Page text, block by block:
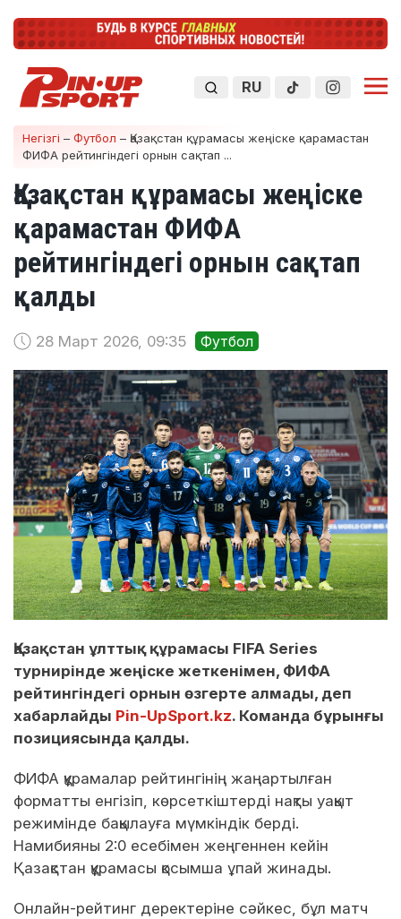
RU
Негізгі – Футбол – Қазақстан құрамасы жеңіске қарамастан
ФИФА рейтингіндегі орнын сақтап ...
Қазақстан құрамасы жеңіске
қарамастан ФИФА
рейтингіндегі орнын сақтап
қалды
28 Март 2026, 09:35 Футбол
Қазақстан ұлттық құрамасы FIFA Series
турнирінде жеңіске жеткенімен, ФИФА
рейтингіндегі орнын өзгерте алмады, деп
хабарлайды Pin-UpSport.kz. Команда бұрынғы
позициясында қалды.
ФИФА құрамалар рейтингінің жаңартылған
форматты енгізіп, көрсеткіштерді нақты уақыт
режимінде бақылауға мүмкіндік берді.
Намибияны 2:0 есебімен жеңгеннен кейін
Қазақстан құрамасы қосымша ұпай жинады.
Онлайн-рейтинг деректеріне сәйкес, бұл матч